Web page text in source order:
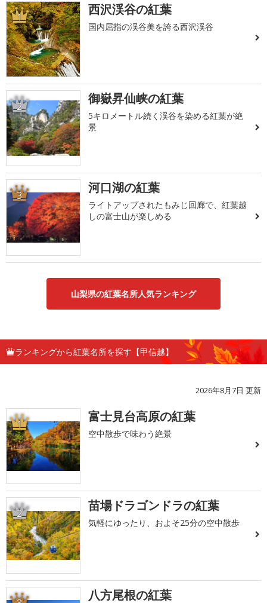
1 西沢渓谷の紅葉
国内屈指の渓谷美を誇る西沢渓谷
2 御嶽昇仙峡の紅葉
5キロメートル続く渓谷を染める紅葉が絶
景
3 河口湖の紅葉
ライトアップされたもみじ回廊で、紅葉越
しの富士山が楽しめる
山梨県の紅葉名所人気ランキング
ランキングから紅葉名所を探す【甲信越】
2026年8月7日 更新
1 富士見台高原の紅葉
空中散歩で味わう絶景
2 苗場ドラゴンドラの紅葉
気軽にゆったり、およそ25分の空中散歩
八方尾根の紅葉